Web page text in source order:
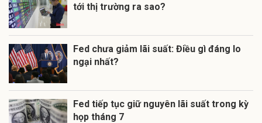
tới thị trường ra sao?
Fed chưa giảm lãi suất: Điều gì đáng lo
ngại nhất?
Fed tiếp tục giữ nguyên lãi suất trong kỳ
họp tháng 7